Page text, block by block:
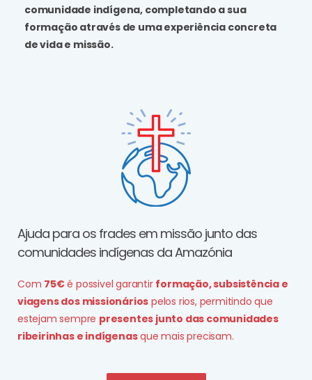
comunidade indígena, completando a sua
formação através de uma experiência concreta
de vida e missão.
Ajuda para os frades em missão junto das
comunidades indígenas da Amazónia
Com 75€é possivel garantir formação, subsistência e
viagens dos missionários pelos rios, permitindo que
estejam sempre presentes junto das comunidades
ribeirinhas e indígenasque mais precisam.